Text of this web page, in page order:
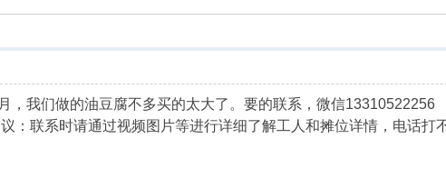
，我们做的油豆腐不多买的太大了。要的联系，微信13310522256
：联系时请通过视频图片等进行详细了解工人和摊位详情，电话打